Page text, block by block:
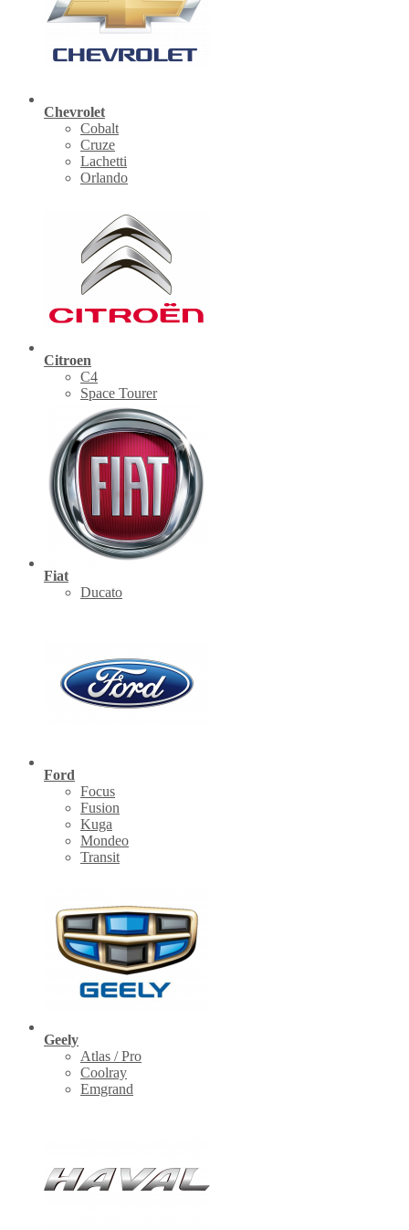
Chevrolet
Cobalt
Cruze
Lachetti
Orlando
Citroen
C4
Space Tourer
Fiat
Ducato
Ford
Focus
Fusion
Kuga
Mondeo
Transit
Geely
Atlas / Pro
Coolray
Emgrand